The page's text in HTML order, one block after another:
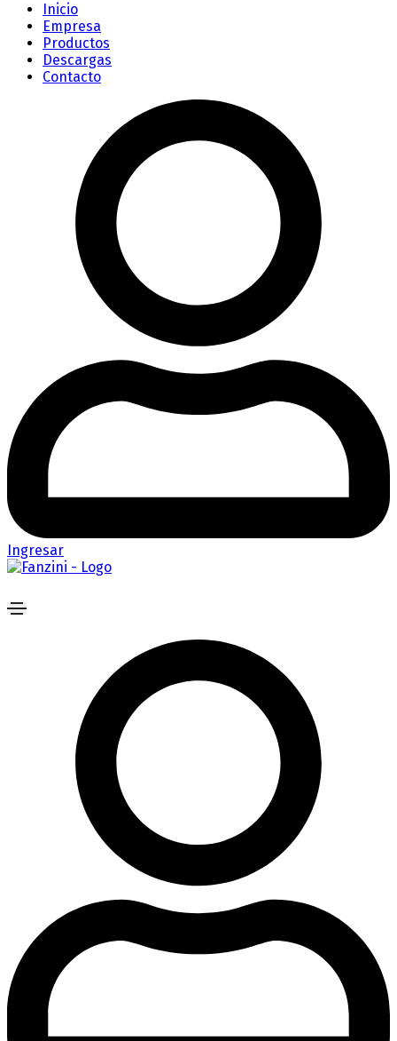
Inicio
Empresa
Productos
Descargas
Contacto
Ingresar